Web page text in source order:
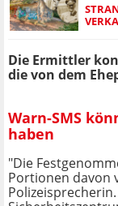
Die Ermittler
die von dem
Warn-SMS
haben
"Die
Portionen davon